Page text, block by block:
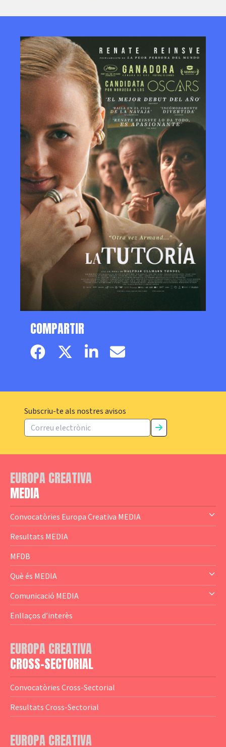
COMPARTIR
Facebook pageTwitter page
LinkedinEmail
Subscriu-te als nostres avisos
EUROPA CREATIVA
MEDIA
Convocatòries Europa Creativa MEDIA
— Content Cluster
— Business Cluster
— Audience Cluster
— Altres
Resultats MEDIA
MFDB
Què és MEDIA
— El subprograma MEDIA
— Agència Executiva
— Logotips
Comunicació MEDIA
— Estrenes a Catalunya
— Notícies
— Publicacions
— Guies MEDIA
— Altres Guies
— Presentacions
Enllaços d’interès
EUROPA CREATIVA
CROSS-SECTORIAL
Convocatòries Cross-Sectorial
Resultats Cross-Sectorial
EUROPA CREATIVA